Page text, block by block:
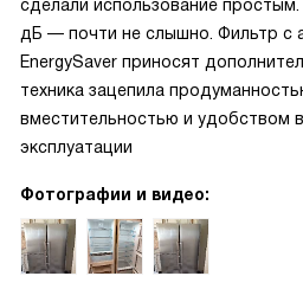
сделали использование
дБ — почти не слышно. Фильтр с
EnergySaver приносят
техника зацепила
вместительностью и удобством
эксплуатации
Фотографии и видео: